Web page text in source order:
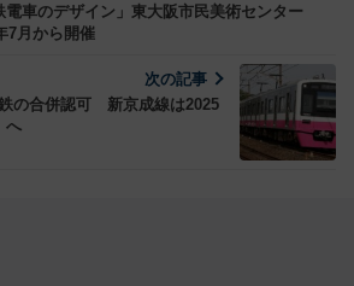
電車のデザイン」東大阪市民美術センター
7月から開催
次の記事
の合併認可 新京成線は2025
へ